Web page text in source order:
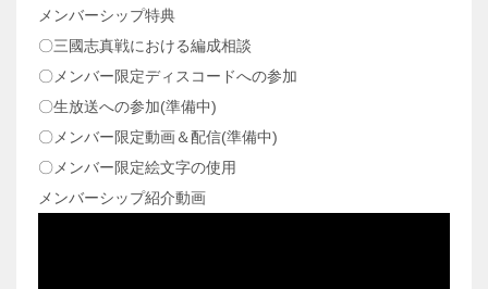
メンバーシップ特典
〇三國志真戦における編成相談
〇メンバー限定ディスコードへの参加
〇生放送への参加(準備中)
〇メンバー限定動画＆配信(準備中)
〇メンバー限定絵文字の使用
メンバーシップ紹介動画